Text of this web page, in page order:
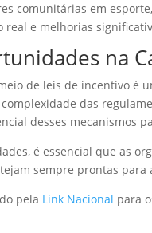
comunitárias em
e melhorias
na
de leis de incentivo é
das
desses mecanismos
é essencial que as
sempre prontas
pela Link Nacional para